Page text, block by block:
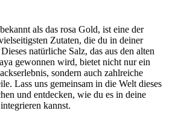
als das rosa Gold, ist eine der
Zutaten, die du in deiner
natürliche Salz, das aus den alten
gewonnen wird, bietet nicht nur ein
sondern auch zahlreiche
Lass uns gemeinsam in die Welt dieses
und entdecken, wie du es in deine
kannst.